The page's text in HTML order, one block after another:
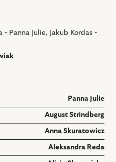
Panna Julie, Jakub Kordas -
Panna Julie
August Strindberg
Anna Skuratowicz
Aleksandra Reda